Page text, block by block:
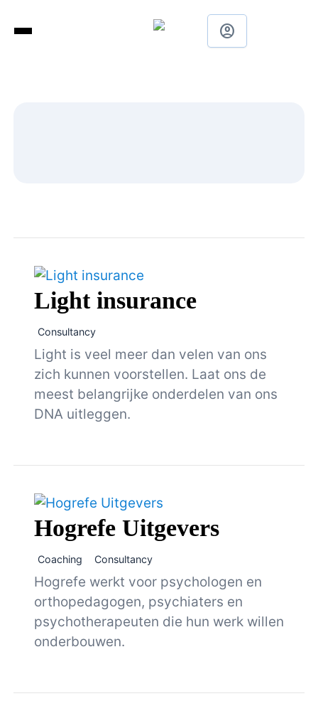
account_circle
Light insurance
Consultancy
Light is veel meer dan velen van ons
zich kunnen voorstellen. Laat ons de
meest belangrijke onderdelen van ons
DNA uitleggen.
Hogrefe Uitgevers
Coaching Consultancy
Hogrefe werkt voor psychologen en
orthopedagogen, psychiaters en
psychotherapeuten die hun werk willen
onderbouwen.